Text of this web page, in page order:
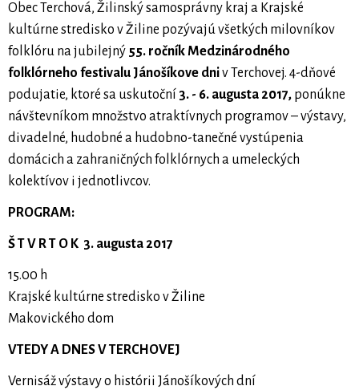
Obec Terchová, Žilinský samosprávny kraj a Krajské
kultúrne stredisko v Žiline pozývajú všetkých milovníkov
folklóru na jubilejný 55. ročník Medzinárodného
folklórneho festivalu Jánošíkove dniv Terchovej. 4-dňové
podujatie, ktoré sa uskutoční 3. - 6. augusta 2017, ponúkne
návštevníkom množstvo atraktívnych programov – výstavy,
divadelné, hudobné a hudobno-tanečné vystúpenia
domácich a zahraničných folklórnych a umeleckých
kolektívov i jednotlivcov.
PROGRAM:
Š T V R T O K 3. augusta 2017
15.00 h
Krajské kultúrne stredisko v Žiline
Makovického dom
VTEDY A DNES V TERCHOVEJ
Vernisáž výstavy o histórii Jánošíkových dní